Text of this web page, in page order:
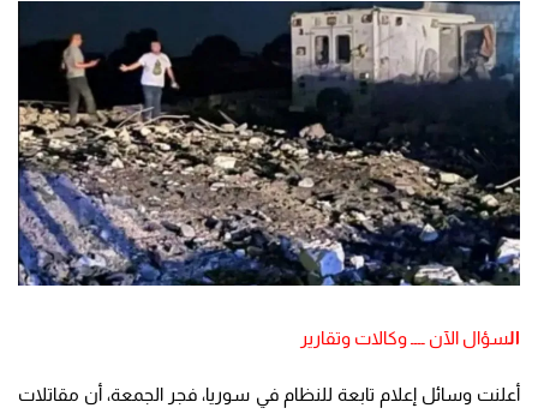
السؤال الآن ــــ وكالات وتقارير
أعلنت وسائل إعلام تابعة للنظام في سوريا، فجر الجمعة، أن مقاتلات